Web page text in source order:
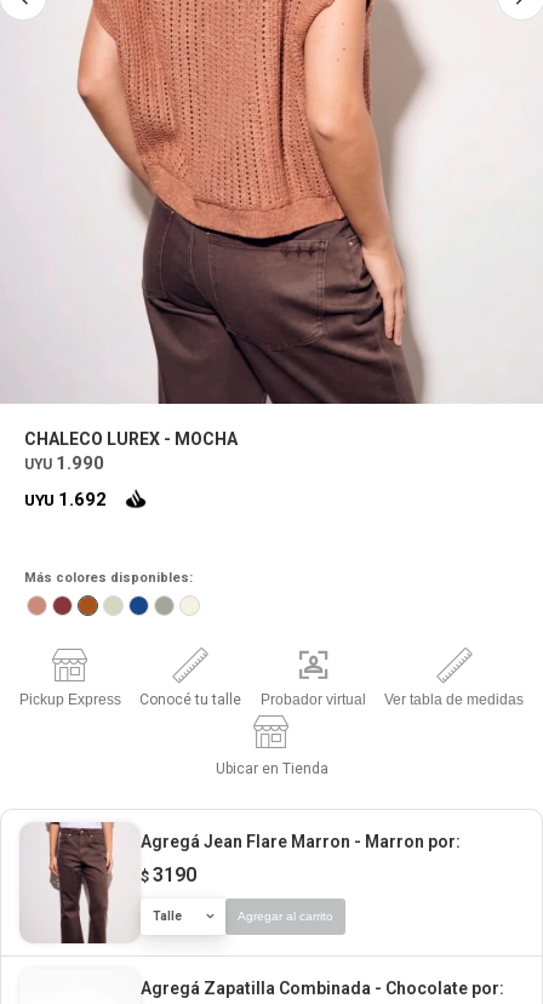
CHALECO LUREX - MOCHA
UYU 1.990
UYU 1.692
Más colores disponibles:
Pickup Express Conocé tu talle Probador virtual Ver tabla de medidas
Ubicar en Tienda
Agregá Jean Flare Marron - Marron por:
$ 3190
Talle Agregar al carrito
Agregá Zapatilla Combinada - Chocolate por: